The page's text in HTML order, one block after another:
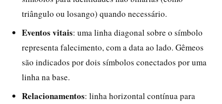
triângulo ou losango) quando necessário.
Eventos vitais: uma linha diagonal sobre o símbolo
representa falecimento, com a data ao lado. Gêmeos
são indicados por dois símbolos conectados por uma
linha na base.
Relacionamentos: linha horizontal contínua para